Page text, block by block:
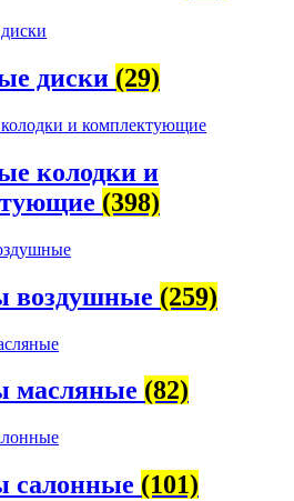
диски (29)
колодки и
(398)
воздушные (259)
масляные (82)
салонные (101)